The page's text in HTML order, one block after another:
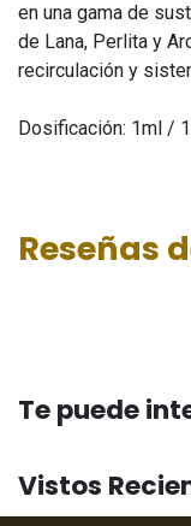
en una gama de
de Lana, Perlita y
recirculación y
Dosificación: 1ml /
Reseñas
Te puede
Vistos